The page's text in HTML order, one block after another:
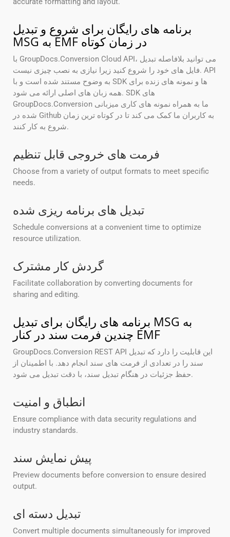
برنامه های رایگان برای شروع و تبدیل
MSG به EMF در زمان کوتاه
با GroupDocs.Conversion Cloud API، می توانید بلافاصله تبدیل
فایل های خود را شروع کنید زیرا نیازی به نصب چیزی نیست. API
به وضوح مستند شده است و با SDK ها و نمونه های زنده برای
همه زبان های اصلی ارائه می شود. SDK های
GroupDocs.Conversion ما به همراه نمونه های کاری میزبانی
شده در Github به کاربران ما کمک می کند تا در کوتاه ترین زمان
شروع به کار کنند.
فرمت های خروجی قابل تنظیم
Choose from a variety of output formats to meet specific
needs.
تبدیل های برنامه ریزی شده
Schedule conversions at a convenient time to optimize
resource utilization.
گردش کار مشترک
Facilitate collaboration by converting documents for
sharing and editing.
برنامه های رایگان برای تبدیل MSG به
چندین فرمت سند در کنار EMF
GroupDocs.Conversion REST API این قابلیت را دارد که تبدیل
سند را در تعدادی از فرمت های سند انجام دهد. با اطمینان از
حفظ جزئیات در هنگام تبدیل سند، با دقت تبدیل می شود.
انطباق و امنیت
Ensure compliance with data security regulations and
industry standards.
پیش نمایش سند
Preview documents before conversion to ensure desired
output.
تبدیل دسته ای
Convert multiple documents simultaneously for improved